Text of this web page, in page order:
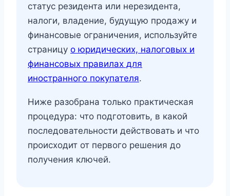
статус резидента или нерезидента,
налоги, владение, будущую продажу и
финансовые ограничения, используйте
страницу о юридических, налоговых и
финансовых правилах для
иностранного покупателя.
Ниже разобрана только практическая
процедура: что подготовить, в какой
последовательности действовать и что
происходит от первого решения до
получения ключей.